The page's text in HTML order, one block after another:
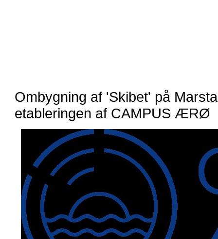
Ombygning af 'Skibet' på
etableringen af CAMPUS ÆRØ